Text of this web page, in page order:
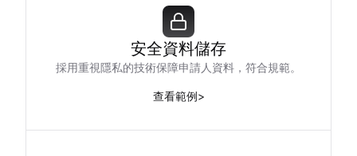
安全資料儲存
採用重視隱私的技術保障申請人資料，符合規範。
查看範例>